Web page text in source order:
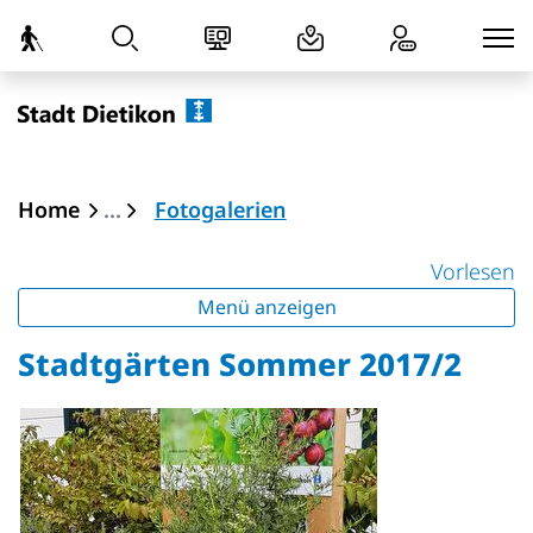
zur Startseite
Direkt zur Hauptnavigation
Direkt zum Inhalt
Direkt zur Suche
Direkt zum Stichwortverzeichnis
Dietikon
Home Fotogalerien(ausgewählt)
Vorlesen
Menü anzeigen
Stadtgärten Sommer 2017/2